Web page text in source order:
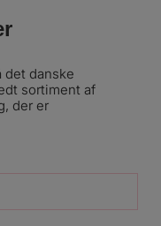
det danske
sortiment af
der er